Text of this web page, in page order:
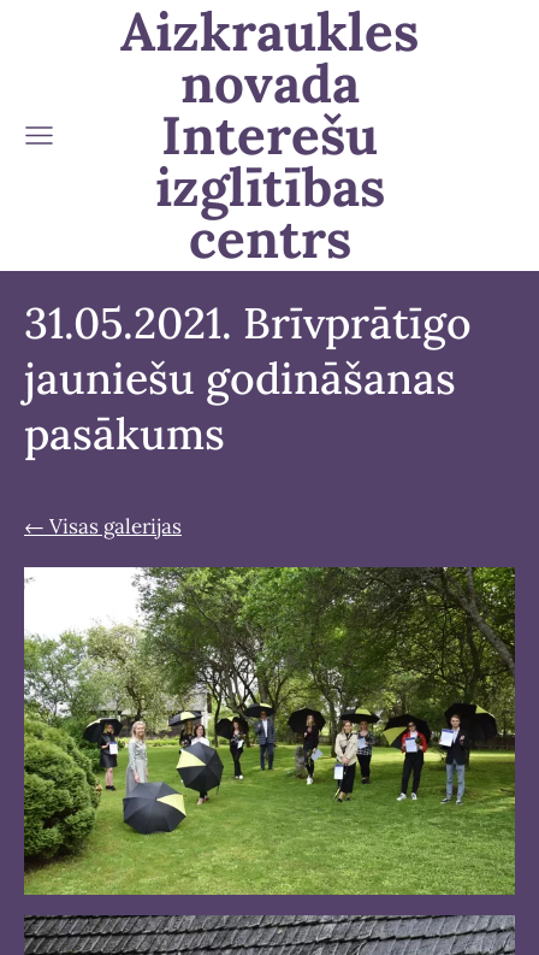
Aizkraukles
novada
Interešu
izglītības
centrs
31.05.2021. Brīvprātīgo
jauniešu godināšanas
pasākums
Visas galerijas